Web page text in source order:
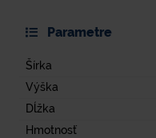
Parametre
Šírka
Výška
Dĺžka
Hmotnosť